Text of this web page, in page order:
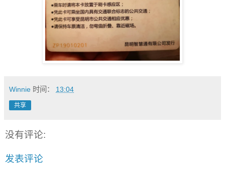
Winnie 时间： 13:04
共享
没有评论:
发表评论